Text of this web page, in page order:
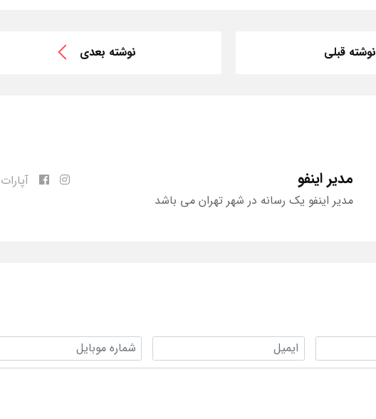
نوشته قبلی نوشته بعدی
مدیر اینفو
مدیر اینفو یک رسانه در شهر تهران می باشد
آپارات